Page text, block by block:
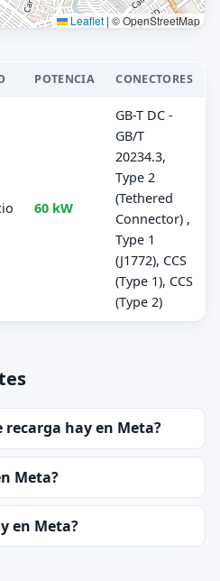
Leaflet | © OpenStreetMap
POTENCIA CONECTORES
60 kW
GB-T DC -
GB/T
20234.3,
Type 2
(Tethered
Connector) ,
Type 1
(J1772), CCS
(Type 1), CCS
(Type 2)
hay en Meta?
Meta?
en Meta?